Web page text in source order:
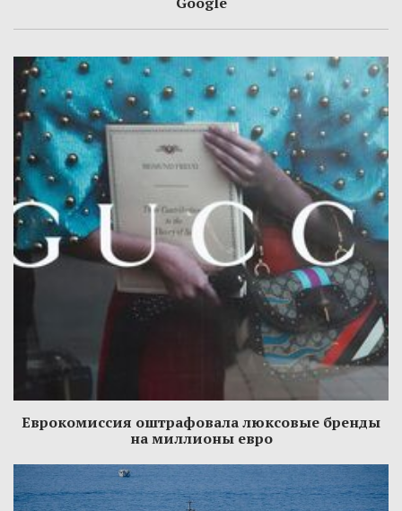
Еврокомиссия оштрафовала люксовые бренды
на миллионы евро